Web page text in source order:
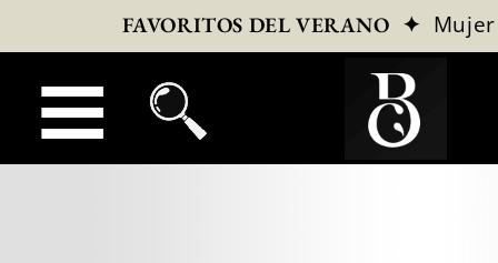
FAVORITOS DEL VERANO ✦ Mujer